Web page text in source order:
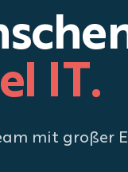
IT.
mit großer